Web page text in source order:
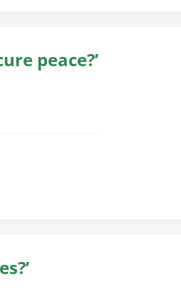
peace?’